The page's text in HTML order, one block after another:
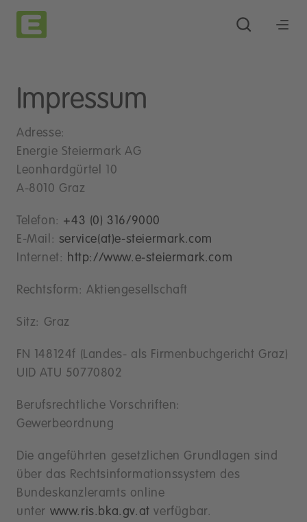
Impressum
Adresse:
Energie Steiermark AG
Leonhardgürtel 10
A-8010 Graz
Telefon: +43 (0) 316/9000
E-Mail: service(at)e-steiermark.com
Internet: http://www.e-steiermark.com
Rechtsform: Aktiengesellschaft
Sitz: Graz
FN 148124f (Landes- als Firmenbuchgericht Graz)
UID ATU 50770802
Berufsrechtliche Vorschriften:
Gewerbeordnung
Die angeführten gesetzlichen Grundlagen sind
über das Rechtsinformationssystem des
Bundeskanzleramts online
unter www.ris.bka.gv.at verfügbar.